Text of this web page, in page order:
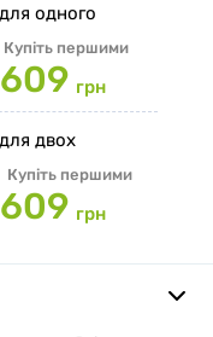
одного
Купіть першими
грн
двох
Купіть першими
грн